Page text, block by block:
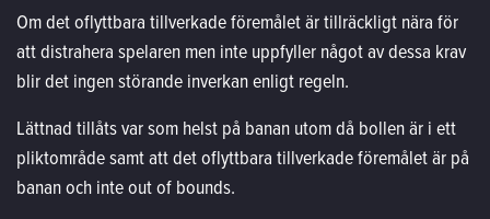
Om det oflyttbara tillverkade föremålet är tillräckligt nära för
att distrahera spelaren men inte uppfyller något av dessa krav
blir det ingen störande inverkan enligt regeln.
Lättnad tillåts var som helst på banan utom då bollen är i ett
pliktområde samt att det oflyttbara tillverkade föremålet är på
banan och inte out of bounds.